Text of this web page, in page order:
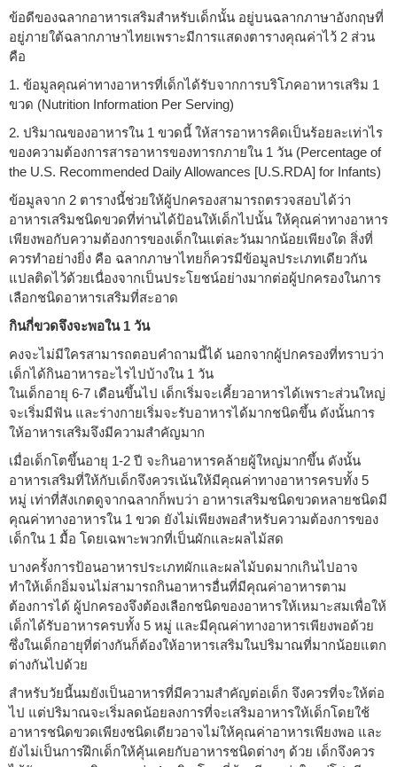
ข้อดีของฉลากอาหารเสริมสำหรับเด็กนั้น อยู่บนฉลากภาษาอังกฤษที่
อยู่ภายใต้ฉลากภาษาไทยเพราะมีการแสดงตารางคุณค่าไว้ 2 ส่วน
คือ
1. ข้อมูลคุณค่าทางอาหารที่เด็กได้รับจากการบริโภคอาหารเสริม 1
ขวด (Nutrition Information Per Serving)
2. ปริมาณของอาหารใน 1 ขวดนี้ ให้สารอาหารคิดเป็นร้อยละเท่าไร
ของความต้องการสารอาหารของทารกภายใน 1 วัน (Percentage of
the U.S. Recommended Daily Allowances [U.S.RDA] for Infants)
ข้อมูลจาก 2 ตารางนี้ช่วยให้ผู้ปกครองสามารถตรวจสอบได้ว่า
อาหารเสริมชนิดขวดที่ท่านได้ป้อนให้เด็กไปนั้น ให้คุณค่าทางอาหาร
เพียงพอกับความต้องการของเด็กในแต่ละวันมากน้อยเพียงใด สิ่งที่
ควรทำอย่างยิ่ง คือ ฉลากภาษาไทยก็ควรมีข้อมูลประเภทเดียวกัน
แปลติดไว้ด้วยเนื่องจากเป็นประโยชน์อย่างมากต่อผู้ปกครองในการ
เลือกชนิดอาหารเสริมที่สะอาด
กินกี่ขวดจึงจะพอใน 1 วัน
คงจะไม่มีใครสามารถตอบคำถามนี้ได้ นอกจากผู้ปกครองที่ทราบว่า
เด็กได้กินอาหารอะไรไปบ้างใน 1 วัน
ในเด็กอายุ 6-7 เดือนขึ้นไป เด็กเริ่มจะเคี้ยวอาหารได้เพราะส่วนใหญ่
จะเริ่มมีฟัน และร่างกายเริ่มจะรับอาหารได้มากชนิดขึ้น ดังนั้นการ
ให้อาหารเสริมจึงมีความสำคัญมาก
เมื่อเด็กโตขึ้นอายุ 1-2 ปี จะกินอาหารคล้ายผู้ใหญ่มากขึ้น ดังนั้น
อาหารเสริมที่ให้กับเด็กจึงควรเน้นให้มีคุณค่าทางอาหารครบทั้ง 5
หมู่ เท่าที่สังเกตดูจากฉลากก็พบว่า อาหารเสริมชนิดขวดหลายชนิดมี
คุณค่าทางอาหารใน 1 ขวด ยังไม่เพียงพอสำหรับความต้องการของ
เด็กใน 1 มื้อ โดยเฉพาะพวกที่เป็นผักและผลไม้สด
บางครั้งการป้อนอาหารประเภทผักและผลไม้บดมากเกินไปอาจ
ทำให้เด็กอิ่มจนไม่สามารถกินอาหารอื่นที่มีคุณค่าอาหารตาม
ต้องการได้ ผู้ปกครองจึงต้องเลือกชนิดของอาหารให้เหมาะสมเพื่อให้
เด็กได้รับอาหารครบทั้ง 5 หมู่ และมีคุณค่าทางอาหารเพียงพอด้วย
ซึ่งในเด็กอายุที่ต่างกันก็ต้องให้อาหารเสริมในปริมาณที่มากน้อยแตก
ต่างกันไปด้วย
สำหรับวัยนี้นมยังเป็นอาหารที่มีความสำคัญต่อเด็ก จึงควรที่จะให้ต่อ
ไป แต่ปริมาณจะเริ่มลดน้อยลงการที่จะเสริมอาหารให้เด็กโดยใช้
อาหารชนิดขวดเพียงชนิดเดียวอาจไม่ให้คุณค่าอาหารเพียงพอ และ
ยังไม่เป็นการฝึกเด็กให้คุ้นเคยกับอาหารชนิดต่างๆ ด้วย เด็กจึงควร